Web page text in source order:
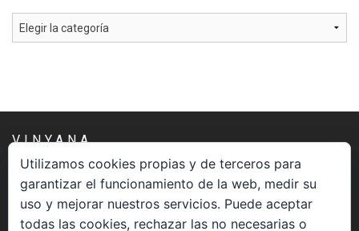
Categorías
VINYANA
Una asociación constituida sin ánimo de lucro cuya misión
es atender los aspectos espirituales relacionados con el
proceso vivir el morir.
Utilizamos cookies propias y de terceros para
garantizar el funcionamiento de la web, medir su
uso y mejorar nuestros servicios. Puede aceptar
todas las cookies, rechazar las no necesarias o